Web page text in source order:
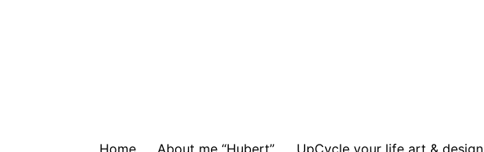
Home About me “Hubert” UpCycle your life art & design